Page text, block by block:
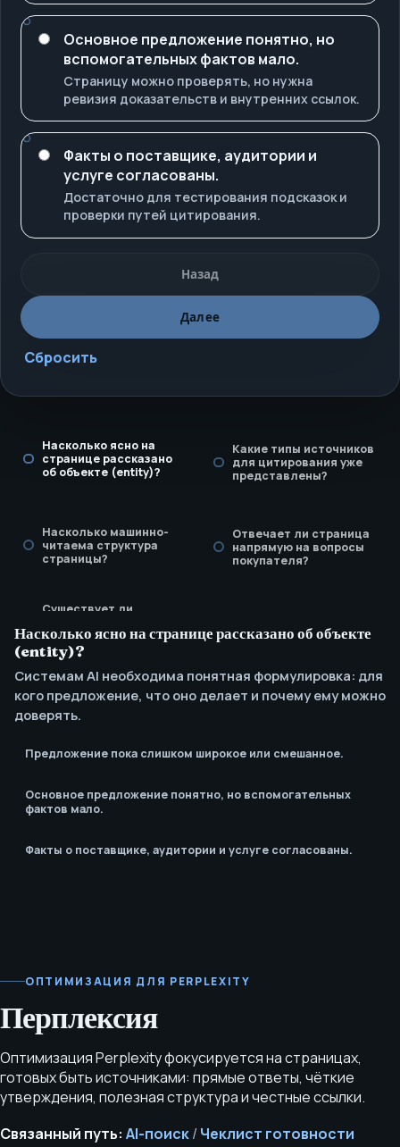
Основное предложение понятно, но
вспомогательных фактов мало.
Страницу можно проверять, но нужна
ревизия доказательств и внутренних ссылок.
Факты о поставщике, аудитории и
услуге согласованы.
Достаточно для тестирования подсказок и
проверки путей цитирования.
Назад
Далее
Сбросить
Насколько ясно на
странице рассказано
об объекте (entity)?
Какие типы источников
для цитирования уже
представлены?
Насколько машинно-
читаема структура
страницы?
Отвечает ли страница
напрямую на вопросы
покупателя?
Существует ли
для актуализации
заявлений?
Насколько ясно на странице рассказано об объекте
(entity)?
Системам AI необходима понятная формулировка: для
кого предложение, что оно делает и почему ему можно
доверять.
Предложение пока слишком широкое или смешанное.
Основное предложение понятно, но вспомогательных
фактов мало.
Факты о поставщике, аудитории и услуге согласованы.
ОПТИМИЗАЦИЯ ДЛЯ PERPLEXITY
Перплексия
Оптимизация Perplexity фокусируется на страницах,
готовых быть источниками: прямые ответы, чёткие
утверждения, полезная структура и честные ссылки.
Связанный путь: AI-поиск/ Чеклист готовности